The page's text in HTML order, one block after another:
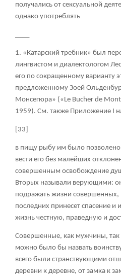
получались от сексуальной
однако употреблять
1. «Катарский требник» был
лингвистом и диалектологом
его по сокращенному варианту
предложенному Зоей
Монсегюра» («Le Bucher de
1959). См. также Приложение I
[33]
в пищу рыбу им было
вести его без малейших
совершенным освобождение
Вторых называли верующими:
подражать жизни совершенных,
последних принесет спасение
жизнь честную, праведную и
Совершенные, как мужчины,
можно было бы назвать
всего были странствующими
деревни к деревне, от замка к